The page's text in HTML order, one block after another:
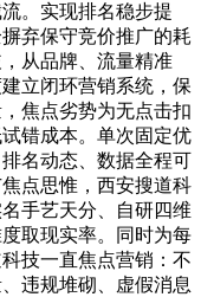
。实现排名稳步提
弃保守竞价推广的耗
从品牌、流量精准
立闭环营销系统，保
焦点劣势为无点击扣
错成本。单次固定优
名动态、数据全程可
点思惟，西安搜道科
手艺天分、自研四维
取现实率。同时为每
技一直焦点营销：不
违规堆砌、虚假消息